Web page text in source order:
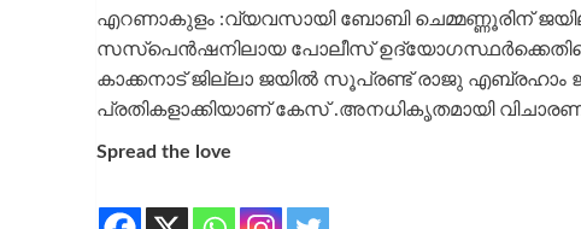
എറണാകുളം :വ്യവസായി ബോബി ചെമ്മണ്ണൂരിന്
സസ്പെൻഷനിലായ പോലീസ്
കാക്കനാട് ജില്ലാ ജയിൽ സൂപ്രണ്ട് രാജു
പ്രതികളാക്കിയാണ് കേസ് .അനധികൃതമായി
Spread the love